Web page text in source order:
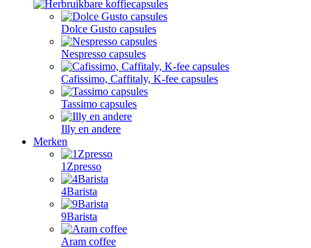
Dolce Gusto capsules
Nespresso capsules
Cafissimo, Caffitaly, K-fee capsules
Tassimo capsules
Illy en andere
Merken
1Zpresso
4Barista
9Barista
Aram coffee